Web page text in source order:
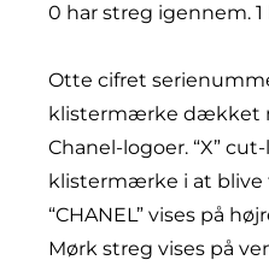
0 har streg igennem. 1
Otte cifret
klistermærke dækket
Chanel-logoer. “X”
klistermærke i at blive
“CHANEL” vises på
Mørk streg vises på